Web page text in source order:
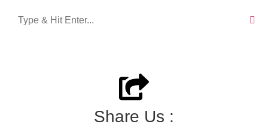
Share Us :